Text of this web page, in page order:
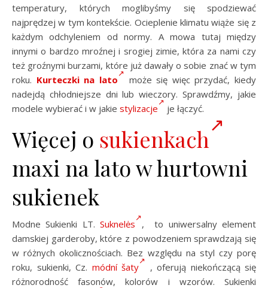
temperatury, których moglibyśmy się spodziewać
najprędzej w tym kontekście. Ocieplenie klimatu wiąże się z
każdym odchyleniem od normy. A mowa tutaj między
innymi o bardzo mroźnej i srogiej zimie, która za nami czy
też groźnymi burzami, które już dawały o sobie znać w tym
roku. Kurteczki na lato
może się więc przydać, kiedy
nadejdą chłodniejsze dni lub wieczory. Sprawdźmy, jakie
modele wybierać i w jakie stylizacje je łączyć.
Więcej o sukienkach
maxi na lato w hurtowni
sukienek
Modne Sukienki LT.Suknelės
, to uniwersalny element
damskiej garderoby, które z powodzeniem sprawdzają się
w różnych okolicznościach. Bez względu na styl czy porę
roku, sukienki, Cz. módní šaty
, oferują niekończącą się
różnorodność fasonów, kolorów i wzorów. Sukienki